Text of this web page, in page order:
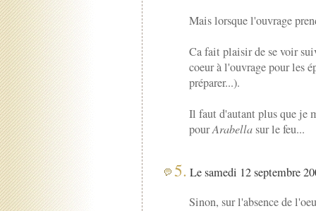
Mais lorsque l'ouvrage
Ca fait plaisir de se voir
coeur à l'ouvrage pour les
préparer...).
Il faut d'autant plus que je
pourArabellasur le feu...
5. Le samedi 12 septembre
Sinon, sur l'absence de